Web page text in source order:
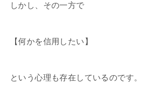
しかし、その一方で
【何かを信用したい】
という心理も存在しているのです。